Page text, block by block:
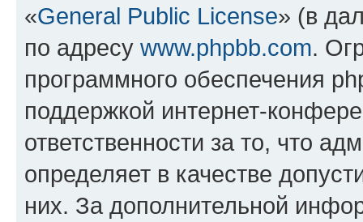
«General Public License» (в
по адресу www.phpbb.com.
программного обеспечения
поддержкой интернет-
ответственности за то, что
определяет в качестве
них. За дополнительной